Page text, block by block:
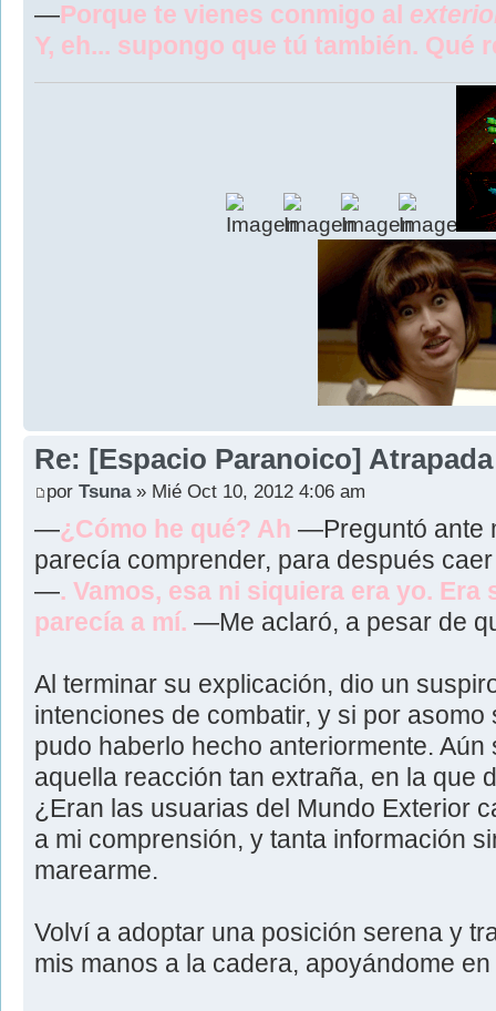
— Porque te vienes conmigo al
Y, eh... supongo que tú también. Qué
Re: [Espacio Paranoico] Atrapada
por Tsuna» Mié Oct 10, 2012 4:06 am
—¿Cómo he qué? Ah —Preguntó ante
parecía comprender, para después
—. Vamos, esa ni siquiera era yo.
parecía a mí. —Me aclaró, a pesar de
Al terminar su explicación, dio un
intenciones de combatir, y si por
pudo haberlo hecho anteriormente.
aquella reacción tan extraña, en la que
¿Eran las usuarias del Mundo Exterior
a mi comprensión, y tanta información
marearme.
Volví a adoptar una posición serena y
mis manos a la cadera, apoyándome